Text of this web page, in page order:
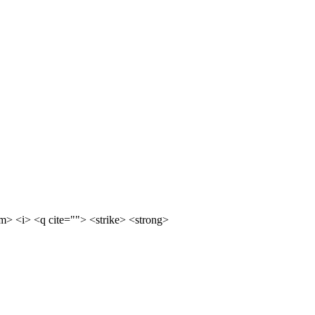
<i> <q cite=""> <strike> <strong>